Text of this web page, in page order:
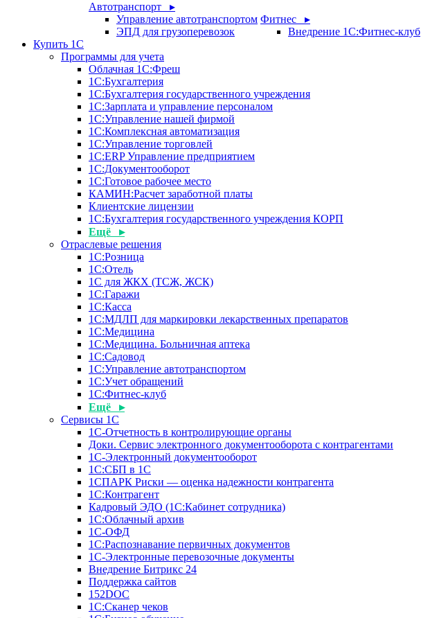
Автотранспорт ▸
Управление автотранспортом
ЭПД для грузоперевозок
Фитнес ▸
Внедрение 1С:Фитнес-клуб
Купить 1С
Программы для учета
Облачная 1С:Фреш
1С:Бухгалтерия
1С:Бухгалтерия государственного учреждения
1С:Зарплата и управление персоналом
1С:Управление нашей фирмой
1С:Комплексная автоматизация
1С:Управление торговлей
1С:ERP Управление предприятием
1С:Документооборот
1C:Готовое рабочее место
КАМИН:Расчет заработной платы
Клиентские лицензии
1С:Бухгалтерия государственного учреждения КОРП
Ещё ▸
Отраслевые решения
1С:Розница
1С:Отель
1С для ЖКХ (ТСЖ, ЖСК)
1С:Гаражи
1С:Касса
1С:МДЛП для маркировки лекарственных препаратов
1С:Медицина
1С:Медицина. Больничная аптека
1С:Садовод
1С:Управление автотранспортом
1С:Учет обращений
1С:Фитнес-клуб
Ещё ▸
Сервисы 1С
1С-Отчетность в контролирующие органы
Доки. Сервис электронного документооборота с контрагентами
1С-Электронный документооборот
1С:СБП в 1С
1СПАРК Риски — оценка надежности контрагента
1С:Контрагент
Кадровый ЭДО (1С:Кабинет сотрудника)
1С:Облачный архив
1С-ОФД
1С:Распознавание первичных документов
1С-Электронные перевозочные документы
Внедрение Битрикс 24
Поддержка сайтов
152DOC
1С:Сканер чеков